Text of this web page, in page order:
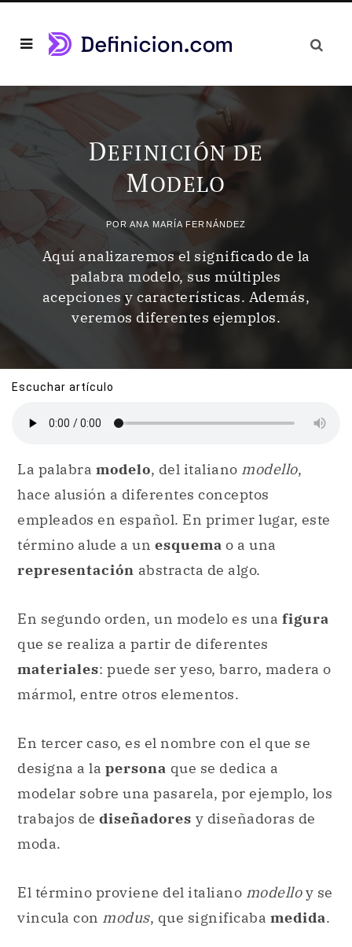
DEFINICIÓN DE
MODELO
PORANA MARÍA FERNÁNDEZ
Aquí analizaremos el significado de la
palabra modelo, sus múltiples
acepciones y características. Además,
veremos diferentes ejemplos.
Escuchar artículo
La palabra modelo, del italiano modello,
hace alusión a diferentes conceptos
empleados en español. En primer lugar, este
término alude a un esquema o a una
representación abstracta de algo.
En segundo orden, un modelo es una figura
que se realiza a partir de diferentes
materiales: puede ser yeso, barro, madera o
mármol, entre otros elementos.
En tercer caso, es el nombre con el que se
designa a la persona que se dedica a
modelar sobre una pasarela, por ejemplo, los
trabajos de diseñadores y diseñadoras de
moda.
El término proviene del italiano modelloy se
vincula con modus, que significaba medida.